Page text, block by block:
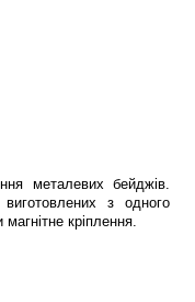
металевих бейджів.
з одного
кріплення.